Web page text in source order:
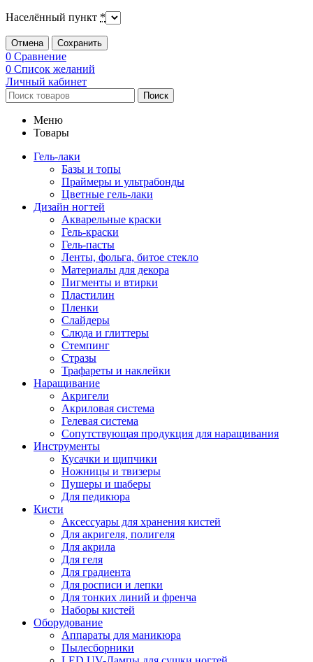
Населённый пункт *
Отмена Сохранить
0 Сравнение
0 Список желаний
Личный кабинет
Поиск
Меню
Товары
Гель-лаки
Базы и топы
Праймеры и ультрабонды
Цветные гель-лаки
Дизайн ногтей
Акварельные краски
Гель-краски
Гель-пасты
Ленты, фольга, битое стекло
Материалы для декора
Пигменты и втирки
Пластилин
Пленки
Слайдеры
Слюда и глиттеры
Стемпинг
Стразы
Трафареты и наклейки
Наращивание
Акригели
Акриловая система
Гелевая система
Сопутствующая продукция для наращивания
Инструменты
Кусачки и щипчики
Ножницы и твизеры
Пушеры и шаберы
Для педикюра
Кисти
Аксессуары для хранения кистей
Для акригеля, полигеля
Для акрила
Для геля
Для градиента
Для росписи и лепки
Для тонких линий и френча
Наборы кистей
Оборудование
Аппараты для маникюра
Пылесборники